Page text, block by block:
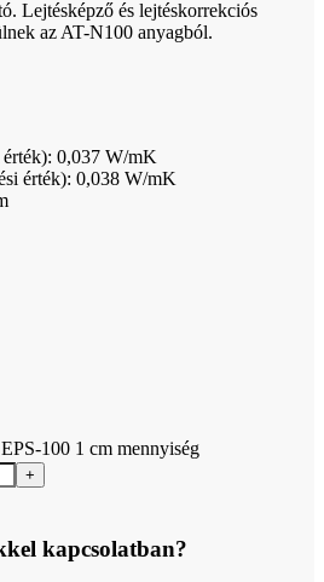
Lejtésképző és lejtéskorrekciós
az AT-N100 anyagból.
0,037 W/mK
érték): 0,038 W/mK
100 1 cm mennyiség
kapcsolatban?